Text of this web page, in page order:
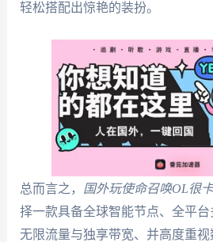
轻松搭配出惊艳的装扮。
总而言之， 国外玩使命召唤OL很
择一款具备全球智能节点、全平
无限流量与独享带宽、并高度重